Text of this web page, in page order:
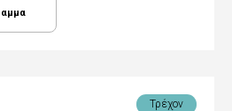
Τρέχον